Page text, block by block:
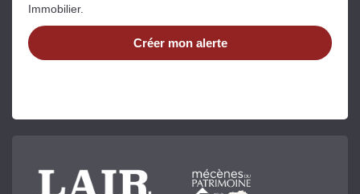
Immobilier.
Créer mon alerte